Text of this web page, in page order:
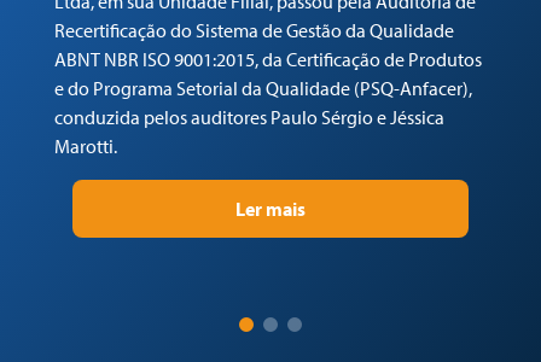
Recertificação do Sistema de Gestão da Qualidade
ABNT NBR ISO 9001:2015, da Certificação de Produtos
e do Programa Setorial da Qualidade (PSQ-Anfacer),
conduzida pelos auditores Paulo Sérgio e Jéssica
Marotti.
Ler mais